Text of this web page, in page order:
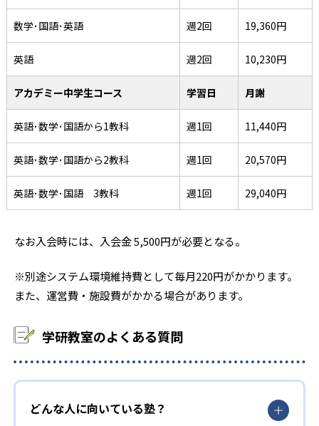
数学･国語･英語 週2回 19,360円
英語 週2回 10,230円
アカデミー中学生コース 学習日 月謝
英語･数学･国語から1教科 週1回 11,440円
英語･数学･国語から2教科 週1回 20,570円
英語･数学･国語 3教科 週1回 29,040円
なお入会時には、入会金 5,500円が必要となる。
※別途システム環境維持費として毎月220円がかかります。
また、運営費・施設費がかかる場合があります。
学研教室のよくある質問
どんな人に向いている塾？